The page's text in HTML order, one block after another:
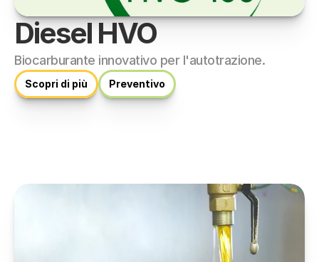
Diesel HVO
Biocarburante innovativo per l'autotrazione.
Scopri di più Preventivo